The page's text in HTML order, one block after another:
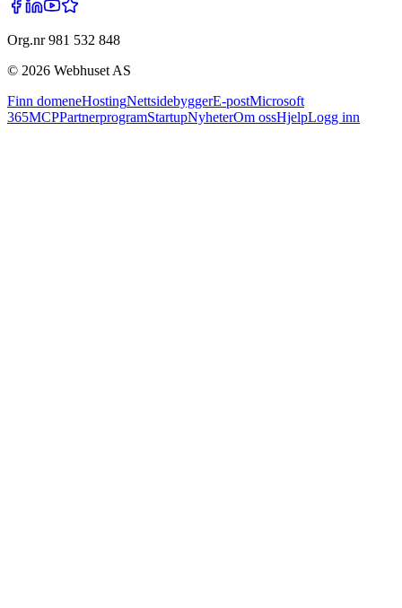
Org.nr 981 532 848
© 2026 Webhuset AS
Finn domeneHostingNettsidebyggerE-postMicrosoft
365MCPPartnerprogramStartupNyheterOm ossHjelpLogg inn